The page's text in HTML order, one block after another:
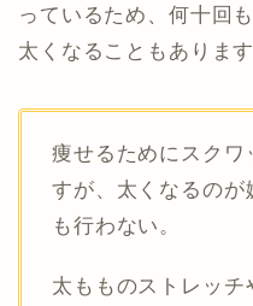
っているため、何十回
太くなることもあります
痩せるためにスク
すが、太くなるのが
も行わない。
太もものストレッチ